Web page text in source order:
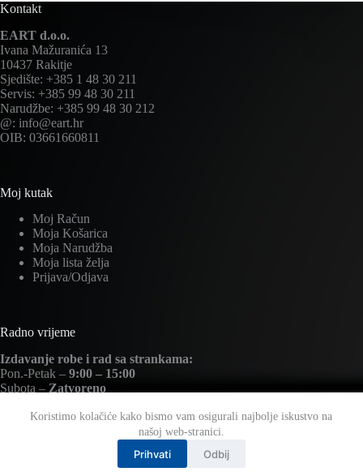
Koristimo kolačiće kako bismo vam osigurali najbolje iskustvo na
našoj web-stranici.
Prihvati Odbij
Kontakt
EART d.o.o.
Ivana Mažuranića 13
10437 Rakitje
Sjedište: +385 1 48 30 211
Servis: +385 99 48 30 211
Narudžbe: +385 99 48 30 212
@: info@eart.hr
OIB: 03661660811
Moj kutak
Moj Račun
Moja Košarica
Moja Narudžba
Moja lista želja
Prijava/Odjava
Radno vrijeme
Izdavanje robe i rad sa strankama:
Pon.-Petak – 9:00 – 15:00
Subota – Zatvoreno